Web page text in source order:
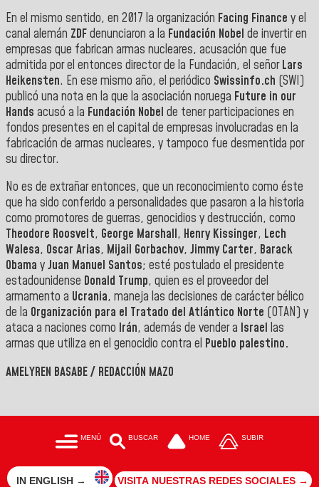
En el mismo sentido, en 2017 la organización Facing Finance y el
canal alemán ZDFdenunciaron a la Fundación Nobel de invertir en
empresas que fabrican armas nucleares, acusación que fue
admitida por el entonces director de la Fundación, el señorLars
Heikensten. En ese mismo año, el periódico Swissinfo.ch (SWI)
publicó una nota en la que la asociación noruega Future in our
Hands acusó a la Fundación Nobel de tener participaciones en
fondos presentes en el capital de empresas involucradas en la
fabricación de armas nucleares, y tampoco fue desmentida por
su director.
No es de extrañar entonces, que un reconocimiento como éste
que ha sido conferido a personalidades que pasaron a la historia
como promotores de guerras, genocidios y destrucción, como
Theodore Roosvelt, George Marshall, Henry Kissinger, Lech
Walesa, Oscar Arias, Mijail Gorbachov, Jimmy Carter, Barack
Obama yJuan Manuel Santos; esté postulado el presidente
estadounidense Donald Trump, quien es el proveedor del
armamento a Ucrania, maneja las decisiones de carácter bélico
de la Organización para el Tratado del Atlántico Norte (OTAN) y
ataca a naciones como Irán, además de vender a Israel las
armas que utiliza en el genocidio contra el Pueblo palestino.
AMELYREN BASABE / REDACCIÓN MAZO
MENÚ BUSCAR HOME SUBIR
IN ENGLISH → VISITA NUESTRAS REDES SOCIALES →